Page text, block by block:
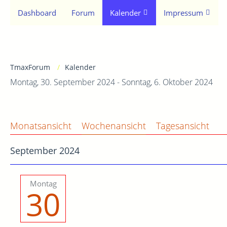
Dashboard Forum Kalender Impressum
TmaxForum Kalender
Montag, 30. September 2024 - Sonntag, 6. Oktober 2024
Monatsansicht Wochenansicht Tagesansicht
September 2024
Montag
30